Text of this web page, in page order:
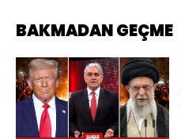
BAKMADAN GEÇME